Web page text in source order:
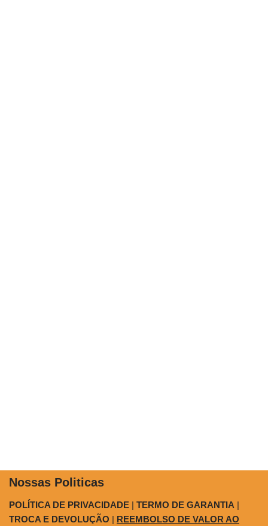
Nossas Politicas
POLÍTICA DE PRIVACIDADE | TERMO DE GARANTIA |
TROCA E DEVOLUÇÃO | REEMBOLSO DE VALOR AO